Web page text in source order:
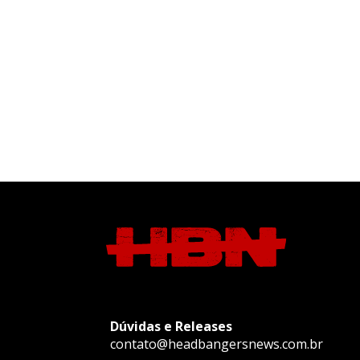
Dúvidas e Releases
contato@headbangersnews.com.br